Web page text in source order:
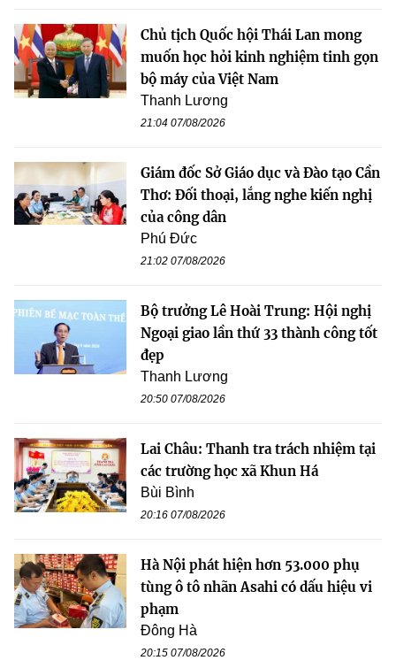
Chủ tịch Quốc hội Thái Lan mong
muốn học hỏi kinh nghiệm tinh gọn
bộ máy của Việt Nam
Thanh Lương
21:04 07/08/2026
Giám đốc Sở Giáo dục và Đào tạo Cần
Thơ: Đối thoại, lắng nghe kiến nghị
của công dân
Phú Đức
21:02 07/08/2026
Bộ trưởng Lê Hoài Trung: Hội nghị
Ngoại giao lần thứ 33 thành công tốt
đẹp
Thanh Lương
20:50 07/08/2026
Lai Châu: Thanh tra trách nhiệm tại
các trường học xã Khun Há
Bùi Bình
20:16 07/08/2026
Hà Nội phát hiện hơn 53.000 phụ
tùng ô tô nhãn Asahi có dấu hiệu vi
phạm
Đông Hà
20:15 07/08/2026